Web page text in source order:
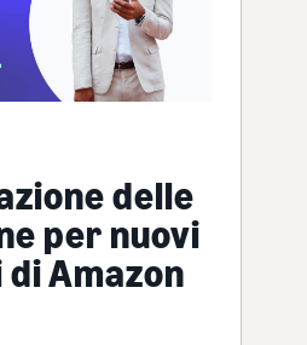
delle
per nuovi
Amazon